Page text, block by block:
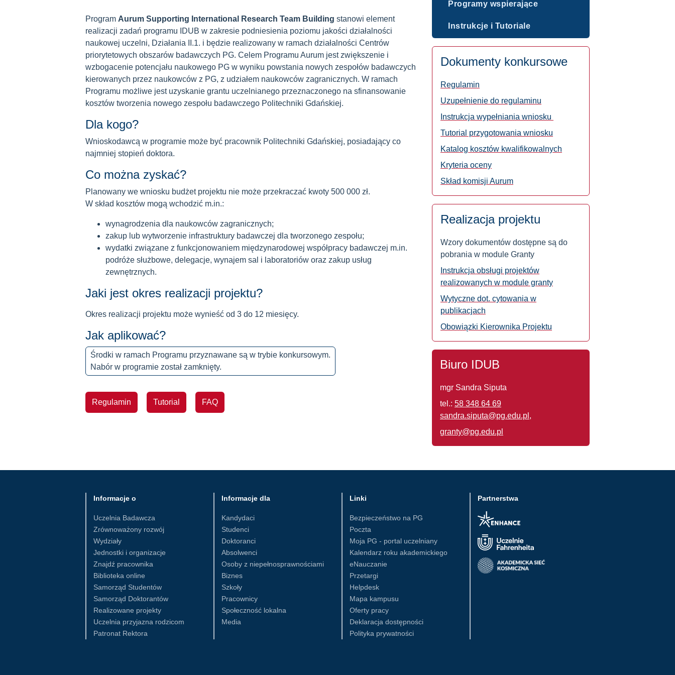
Program Aurum Supporting International Research Team Building stanowi element
realizacji zadań programu IDUB w zakresie podniesienia poziomu jakości działalności
naukowej uczelni, Działania II.1. i będzie realizowany w ramach działalności Centrów
priorytetowych obszarów badawczych PG. Celem Programu Aurum jest zwiększenie i
wzbogacenie potencjału naukowego PG w wyniku powstania nowych zespołów badawczych
kierowanych przez naukowców z PG, z udziałem naukowców zagranicznych. W ramach
Programu możliwe jest uzyskanie grantu uczelnianego przeznaczonego na sfinansowanie
kosztów tworzenia nowego zespołu badawczego Politechniki Gdańskiej.
Dla kogo?
Wnioskodawcą w programie może być pracownik Politechniki Gdańskiej, posiadający co
najmniej stopień doktora.
Co można zyskać?
Planowany we wniosku budżet projektu nie może przekraczać kwoty 500 000 zł.
W skład kosztów mogą wchodzić m.in.:
wynagrodzenia dla naukowców zagranicznych;
zakup lub wytworzenie infrastruktury badawczej dla tworzonego zespołu;
wydatki związane z funkcjonowaniem międzynarodowej współpracy badawczej m.in.
podróże służbowe, delegacje, wynajem sal i laboratoriów oraz zakup usług
zewnętrznych.
Jaki jest okres realizacji projektu?
Okres realizacji projektu może wynieść od 3 do 12 miesięcy.
Jak aplikować?
Środki w ramach Programu przyznawane są w trybie konkursowym.
Nabór w programie został zamknięty.
Regulamin Tutorial FAQ
Programy wspierające
Instrukcje i Tutoriale
Dokumenty konkursowe
Regulamin
Uzupełnienie do regulaminu
Instrukcja wypełniania wniosku
Tutorial przygotowania wniosku
Katalog kosztów kwalifikowalnych
Kryteria oceny
Skład komisji Aurum
Realizacja projektu
Wzory dokumentów dostępne są do
pobrania w module Granty
Instrukcja obsługi projektów
realizowanych w module granty
Wytyczne dot. cytowania w
publikacjach
Obowiązki Kierownika Projektu
Biuro IDUB
mgr Sandra Siputa
tel.: 58 348 64 69
sandra.siputa@pg.edu.pl ,
granty@pg.edu.pl
Partnerstwa
Informacje o
Uczelnia Badawcza
Zrównoważony rozwój
Wydziały
Jednostki i organizacje
Znajdź pracownika
Biblioteka online
Samorząd Studentów
Samorząd Doktorantów
Realizowane projekty
Uczelnia przyjazna rodzicom
Patronat Rektora
Informacje dla
Kandydaci
Studenci
Doktoranci
Absolwenci
Osoby z niepełnosprawnościami
Biznes
Szkoły
Pracownicy
Społeczność lokalna
Media
Linki
Bezpieczeństwo na PG
Poczta
Moja PG - portal uczelniany
Kalendarz roku akademickiego
eNauczanie
Przetargi
Helpdesk
Mapa kampusu
Oferty pracy
Deklaracja dostępności
Polityka prywatności